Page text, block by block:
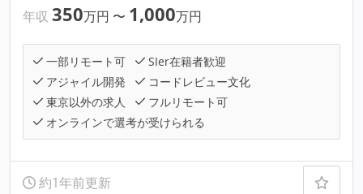
年収 350万円 〜 1,000万円
一部リモート可
SIer在籍者歓迎
アジャイル開発
コードレビュー文化
東京以外の求人
フルリモート可
オンラインで選考が受けられる
約1年前更新